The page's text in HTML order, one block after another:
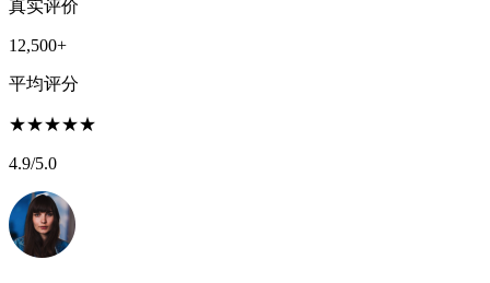
真实评价
12,500+
平均评分
★★★★★
4.9/5.0